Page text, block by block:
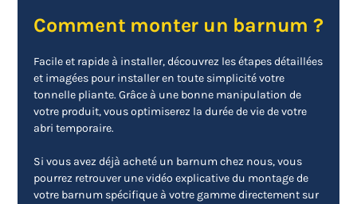
Comment monter un barnum ?
Facile et rapide à installer, découvrez les étapes détaillées
et imagées pour installer en toute simplicité votre
tonnelle pliante. Grâce à une bonne manipulation de
votre produit, vous optimiserez la durée de vie de votre
abri temporaire.
Si vous avez déjà acheté un barnum chez nous, vous
pourrez retrouver une vidéo explicative du montage de
votre barnum spécifique à votre gamme directement sur